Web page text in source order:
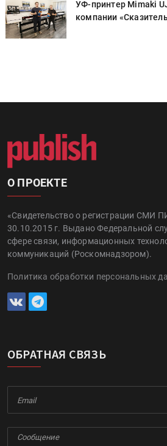
УФ-принтер Mimaki
компании
О ПРОЕКТЕ
«Свидетельство о регистрации СМИ
30.10.2015 г. Выдано Федеральной
сфере связи, информационных
коммуникаций (Роскомнадзором).
Политика обработки персональных
ОБРАТНАЯ СВЯЗЬ